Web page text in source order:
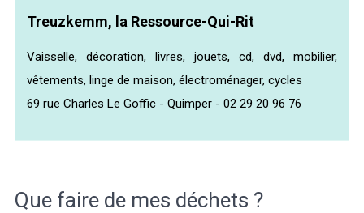
Treuzkemm, la Ressource-Qui-Rit
Vaisselle, décoration, livres, jouets, cd, dvd, mobilier,
vêtements, linge de maison, électroménager, cycles
69 rue Charles Le Goffic - Quimper - 02 29 20 96 76
Que faire de mes déchets ?